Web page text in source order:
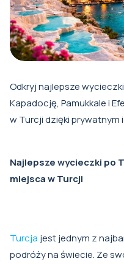
Odkryj najlepsze
Kapadocję, Pamukkale i
w Turcji dzięki prywatnym
Najlepsze wycieczki po
miejsca w Turcji
Turcja jest jednym z
podróży na świecie. Ze